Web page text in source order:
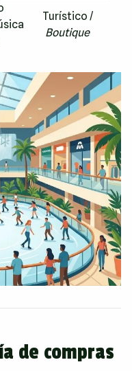
Turístico /
Boutique
de compras